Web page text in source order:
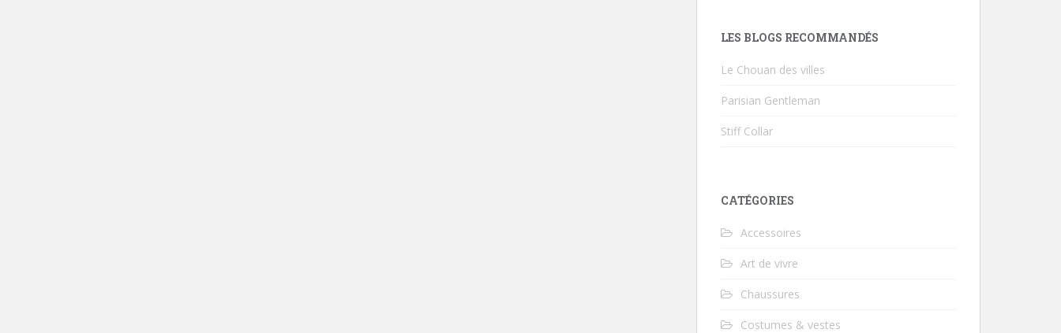
LES BLOGS RECOMMANDÉS
Le Chouan des villes
Parisian Gentleman
Stiff Collar
CATÉGORIES
Accessoires
Art de vivre
Chaussures
Costumes & vestes